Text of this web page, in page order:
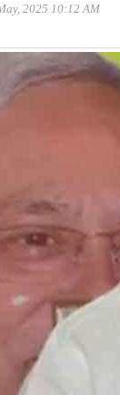
2025 10:12 AM